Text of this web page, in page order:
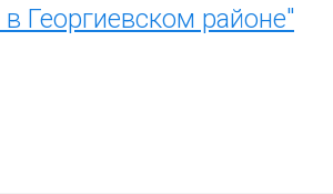
Георгиевском районе"